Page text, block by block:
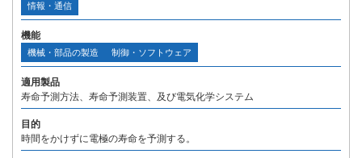
情報・通信
機能
機械・部品の製造 制御・ソフトウェア
適用製品
寿命予測方法、寿命予測装置、及び電気化学システム
目的
時間をかけずに電極の寿命を予測する。